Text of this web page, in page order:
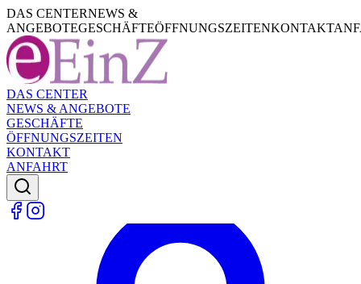
DAS CENTERNEWS &
ANGEBOTEGESCHÄFTEÖFFNUNGSZEITENKONTAKT
DAS CENTER
NEWS & ANGEBOTE
GESCHÄFTE
ÖFFNUNGSZEITEN
KONTAKT
ANFAHRT